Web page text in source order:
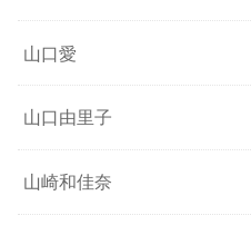
山口愛
山口由里子
山崎和佳奈